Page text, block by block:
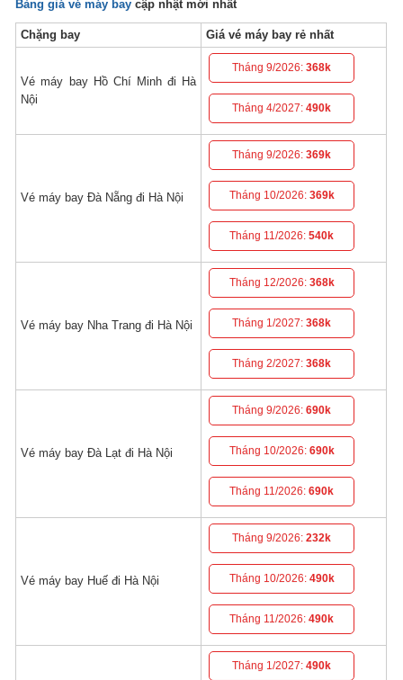
Bảng giá vé máy bay cập nhật mới nhất
Chặng bay Giá vé máy bay rẻ nhất
Vé máy bay Hồ Chí Minh đi Hà
Nội
Tháng 9/2026:368k
Tháng 4/2027:490k
Vé máy bay Đà Nẵng đi Hà Nội
Tháng 9/2026:369k
Tháng 10/2026: 369k
Tháng 11/2026:540k
Vé máy bay Nha Trang đi Hà Nội
Tháng 12/2026: 368k
Tháng 1/2027:368k
Tháng 2/2027:368k
Vé máy bay Đà Lạt đi Hà Nội
Tháng 9/2026:690k
Tháng 10/2026: 690k
Tháng 11/2026:690k
Vé máy bay Huế đi Hà Nội
Tháng 9/2026:232k
Tháng 10/2026: 490k
Tháng 11/2026:490k
Tháng 1/2027:490k